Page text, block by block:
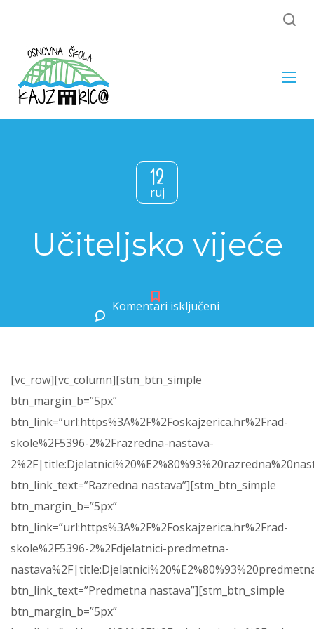
12
ruj
Učiteljsko vijeće
Komentari isključeni
[vc_row][vc_column][stm_btn_simple
btn_margin_b=”5px”
btn_link=”url:https%3A%2F%2Foskajzerica.hr%2Frad-
skole%2F5396-2%2Frazredna-nastava-
btn_link_text=”Razredna nastava”][stm_btn_simple
btn_margin_b=”5px”
btn_link=”url:https%3A%2F%2Foskajzerica.hr%2Frad-
skole%2F5396-2%2Fdjelatnici-predmetna-
btn_link_text=”Predmetna nastava”][stm_btn_simple
btn_margin_b=”5px”